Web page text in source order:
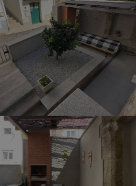
Versuchen Sie, das Ziel
gefunden hat, wird er